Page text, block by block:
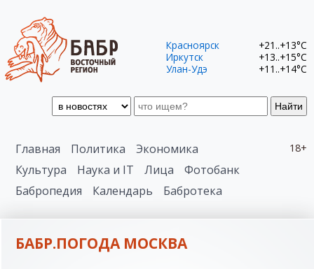
Найти
Красноярск
+21..+13°C
Иркутск
+13..+15°C
Улан-Удэ
+11..+14°C
18+
Главная Политика
Экономика
Культура
Наука и IT Лица
Фотобанк
Бабропедия
Календарь Бабротека
БАБР.ПОГОДА МОСКВА